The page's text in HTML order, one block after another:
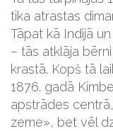
tika atrastas
Tāpat kā Indijā
– tās atklāja
krastā. Kopš tā
1876. gadā
apstrādes
zeme», bet vēl